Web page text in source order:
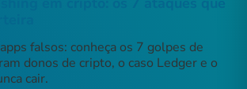
falsos: conheça os 7 golpes de
donos de cripto, o caso Ledger e o
cair.